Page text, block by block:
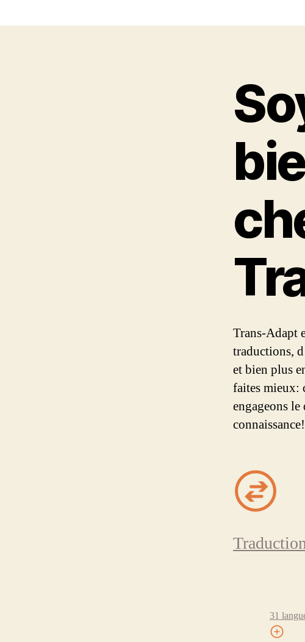
Trans-Adapt
traductions,
et bien plus
faites mieux:
engageons
connaissance!
31